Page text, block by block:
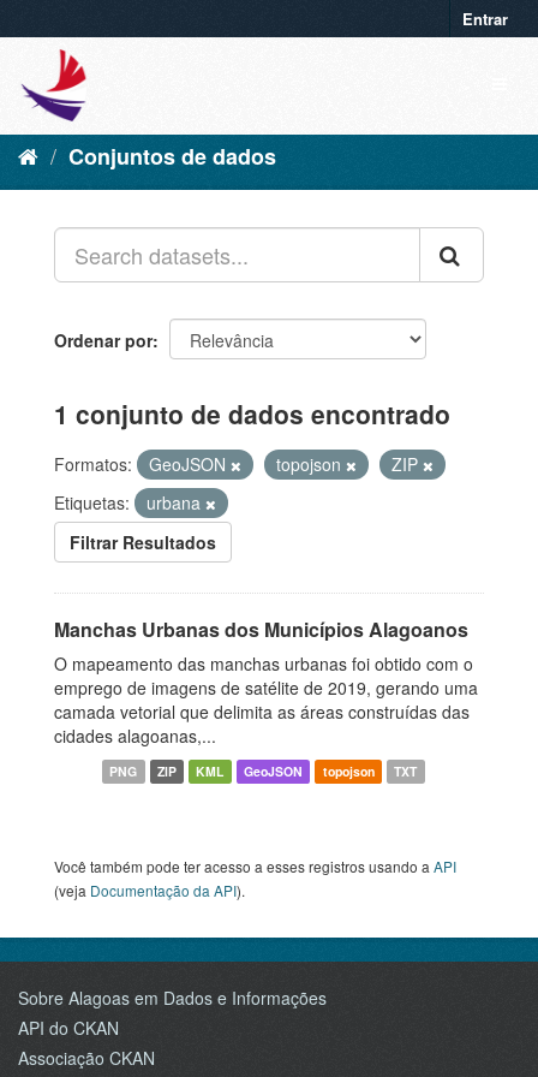
Entrar
Conjuntos de dados
Ordenar por
1 conjunto de dados encontrado
Formatos: GeoJSON topojson
ZIP
Etiquetas:
urbana
Filtrar Resultados
Manchas Urbanas dos Municípios Alagoanos
O mapeamento das manchas urbanas foi obtido com o
emprego de imagens de satélite de 2019, gerando uma
camada vetorial que delimita as áreas construídas das
cidades alagoanas,...
PNG ZIP KML GeoJSON topojson TXT
Você também pode ter acesso a esses registros usando a API
(veja Documentação da API).
Sobre Alagoas em Dados e Informações
API do CKAN
Associação CKAN